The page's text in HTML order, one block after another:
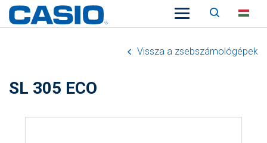
Keresés
Vissza a zsebszámológépek
SL 305 ECO